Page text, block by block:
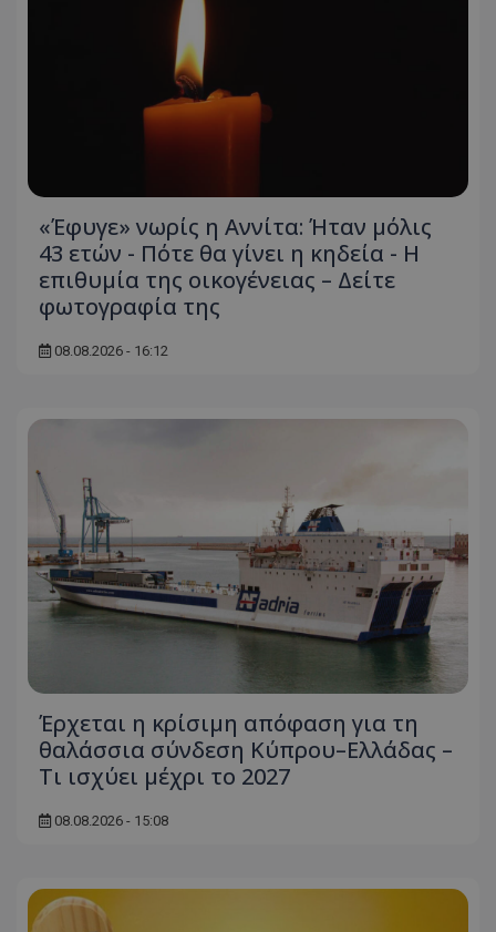
«Έφυγε» νωρίς η Αννίτα: Ήταν μόλις
43 ετών - Πότε θα γίνει η κηδεία - Η
επιθυμία της οικογένειας – Δείτε
φωτογραφία της
08.08.2026 - 16:12
Έρχεται η κρίσιμη απόφαση για τη
θαλάσσια σύνδεση Κύπρου–Ελλάδας –
Τι ισχύει μέχρι το 2027
08.08.2026 - 15:08